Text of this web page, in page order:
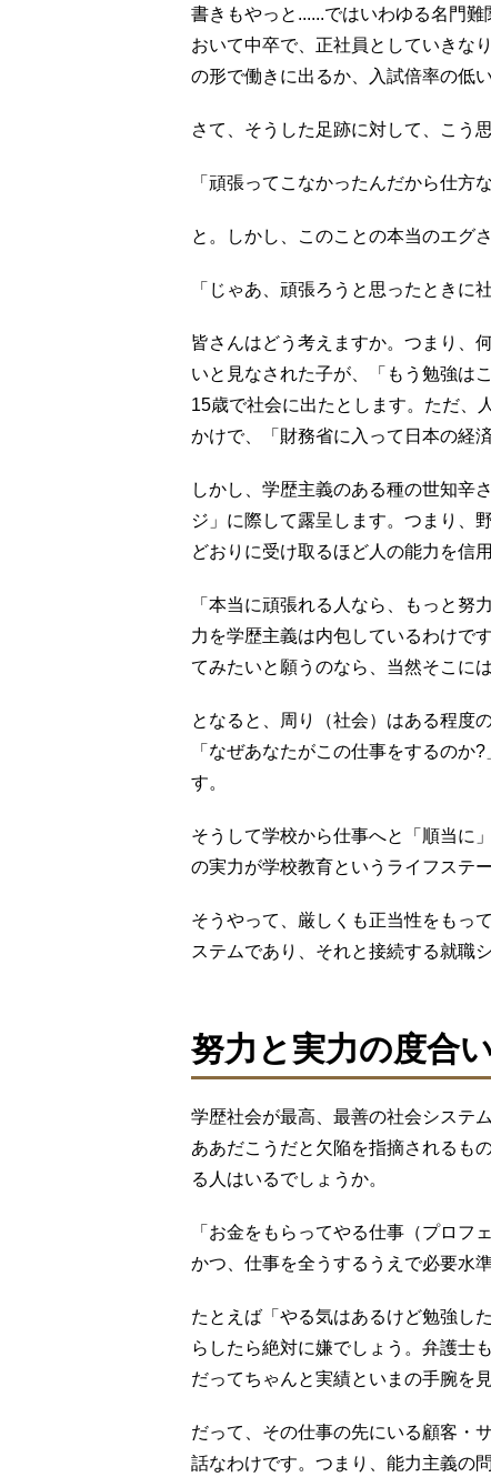
書きもやっと......ではいわゆる名門
おいて中卒で、正社員としていきな
の形で働きに出るか、入試倍率の低
さて、そうした足跡に対して、こう
「頑張ってこなかったんだから仕方
と。しかし、このことの本当のエグ
「じゃあ、頑張ろうと思ったときに
皆さんはどう考えますか。つまり、
いと見なされた子が、「もう勉強は
15歳で社会に出たとします。ただ、
かけで、「財務省に入って日本の経
しかし、学歴主義のある種の世知辛
ジ」に際して露呈します。つまり、
どおりに受け取るほど人の能力を信
「本当に頑張れる人なら、もっと努
力を学歴主義は内包しているわけで
てみたいと願うのなら、当然そこに
となると、周り（社会）はある程度
「なぜあなたがこの仕事をするのか
す。
そうして学校から仕事へと「順当に
の実力が学校教育というライフステ
そうやって、厳しくも正当性をも
ステムであり、それと接続する就職
努力と実力の度合
学歴社会が最高、最善の社会システ
ああだこうだと欠陥を指摘されるも
る人はいるでしょうか。
「お金をもらってやる仕事（プロフ
かつ、仕事を全うするうえで必要水
たとえば「やる気はあるけど勉強し
らしたら絶対に嫌でしょう。弁護士
だってちゃんと実績といまの手腕を
だって、その仕事の先にいる顧客・
話なわけです。つまり、能力主義の